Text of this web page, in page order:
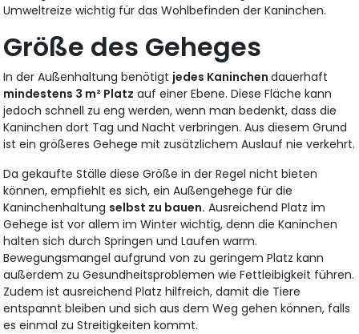
Umweltreize wichtig für das Wohlbefinden der Kaninchen.
Größe des Geheges
In der Außenhaltung benötigt jedes Kaninchendauerhaft
mindestens 3 m² Platz auf einer Ebene. Diese Fläche kann
jedoch schnell zu eng werden, wenn man bedenkt, dass die
Kaninchen dort Tag und Nacht verbringen. Aus diesem Grund
ist ein größeres Gehege mit zusätzlichem Auslauf nie verkehrt.
Da gekaufte Ställe diese Größe in der Regel nicht bieten
können, empfiehlt es sich, ein Außengehege für die
Kaninchenhaltung selbst zu bauen. Ausreichend Platz im
Gehege ist vor allem im Winter wichtig, denn die Kaninchen
halten sich durch Springen und Laufen warm.
Bewegungsmangel aufgrund von zu geringem Platz kann
außerdem zu Gesundheitsproblemen wie Fettleibigkeit führen.
Zudem ist ausreichend Platz hilfreich, damit die Tiere
entspannt bleiben und sich aus dem Weg gehen können, falls
es einmal zu Streitigkeiten kommt.